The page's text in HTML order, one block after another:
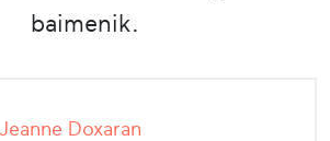
baimenik.
Jeanne Doxaran